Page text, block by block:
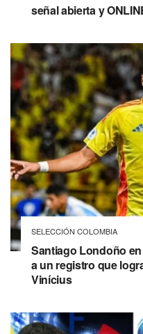
señal abierta y
SELECCIÓN COLOMBIA
Santiago Londoño
a un registro que
Vinícius